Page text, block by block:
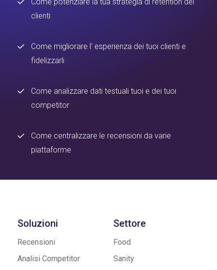
Come potenziare la tua strategia di retention dei
clienti
Come migliorare l' esperienza dei tuoi clienti e
fidelizzarli
Come analizzare dati testuali tuoi e dei tuoi
competitor
Come centralizzare le recensioni da varie
piattaforme
Soluzioni
Recensioni
Analisi Competitor
Settore
Food
Sanity